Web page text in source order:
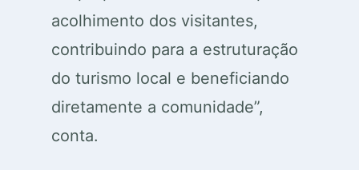
acolhimento dos visitantes,
contribuindo para a estruturação
do turismo local e beneficiando
diretamente a comunidade”,
conta.